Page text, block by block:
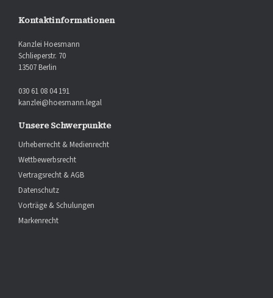
Kontaktinformationen
Kanzlei Hoesmann
Schlieperstr. 70
13507 Berlin
030 61 08 04 191
kanzlei@hoesmann.legal
Unsere Schwerpunkte
Urheberrecht & Medienrecht
Wettbewerbsrecht
Vertragsrecht & AGB
Datenschutz
Vorträge & Schulungen
Markenrecht